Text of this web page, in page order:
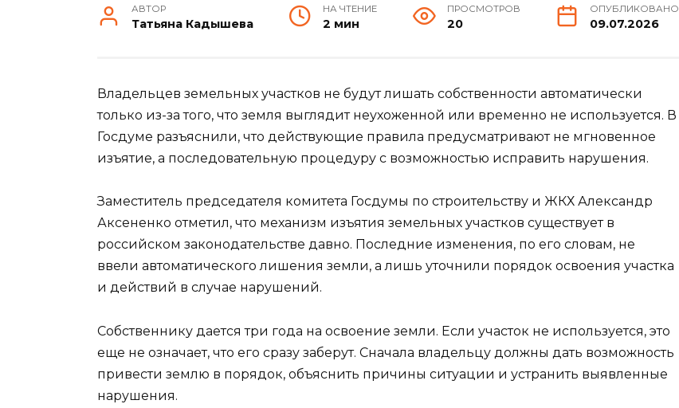
АВТОР
Татьяна Кадышева
НА ЧТЕНИЕ
2 мин
ПРОСМОТРОВ
20
ОПУБЛИКОВАНО
09.07.2026
Владельцев земельных участков не будут лишать собственности автоматически
только из-за того, что земля выглядит неухоженной или временно не используется. В
Госдуме разъяснили, что действующие правила предусматривают не мгновенное
изъятие, а последовательную процедуру с возможностью исправить нарушения.
Заместитель председателя комитета Госдумы по строительству и ЖКХ Александр
Аксененко отметил, что механизм изъятия земельных участков существует в
российском законодательстве давно. Последние изменения, по его словам, не
ввели автоматического лишения земли, а лишь уточнили порядок освоения участка
и действий в случае нарушений.
Собственнику дается три года на освоение земли. Если участок не используется, это
еще не означает, что его сразу заберут. Сначала владельцу должны дать возможность
привести землю в порядок, объяснить причины ситуации и устранить выявленные
нарушения.